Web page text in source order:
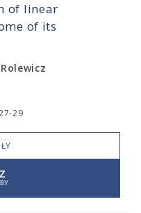
of linear
of its
29